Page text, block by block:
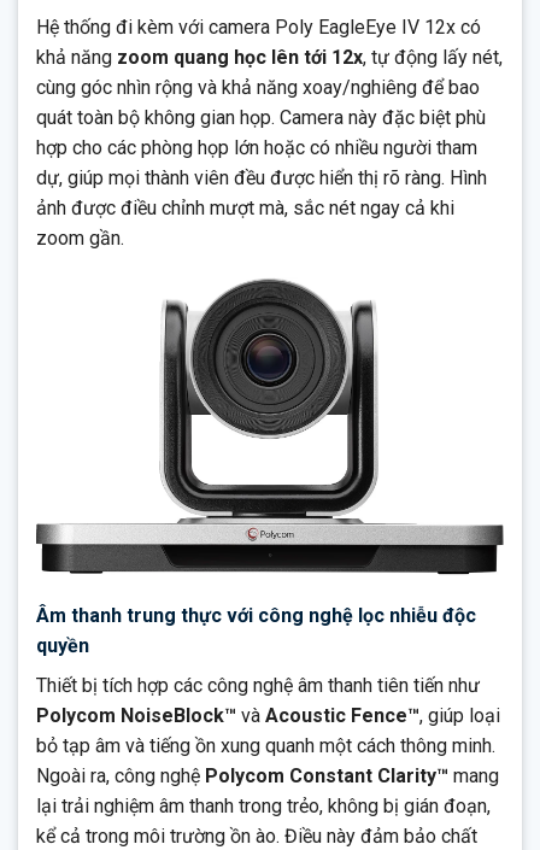
Hệ thống đi kèm với camera Poly EagleEye IV 12x có
khả năng zoom quang học lên tới 12x, tự động lấy nét,
cùng góc nhìn rộng và khả năng xoay/nghiêng để bao
quát toàn bộ không gian họp. Camera này đặc biệt phù
hợp cho các phòng họp lớn hoặc có nhiều người tham
dự, giúp mọi thành viên đều được hiển thị rõ ràng. Hình
ảnh được điều chỉnh mượt mà, sắc nét ngay cả khi
zoom gần.
Âm thanh trung thực với công nghệ lọc nhiễu độc
quyền
Thiết bị tích hợp các công nghệ âm thanh tiên tiến như
Polycom NoiseBlock™ và Acoustic Fence™, giúp loại
bỏ tạp âm và tiếng ồn xung quanh một cách thông minh.
Ngoài ra, công nghệ Polycom Constant Clarity™ mang
lại trải nghiệm âm thanh trong trẻo, không bị gián đoạn,
kể cả trong môi trường ồn ào. Điều này đảm bảo chất